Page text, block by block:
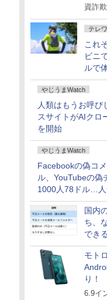
資詐
テレ
これ
ビニ
ルで
スト
どい
ど！
やじうまWatch
人類はもうお呼び
スサイトがAIクロ
を開始
やじうまWatch
Facebookの偽コ
ル、YouTubeの偽
1000人78ドル…人
価格リストが公開
国内
ち、
でき
にと
セキ
モト
り！
ル
6.9イ